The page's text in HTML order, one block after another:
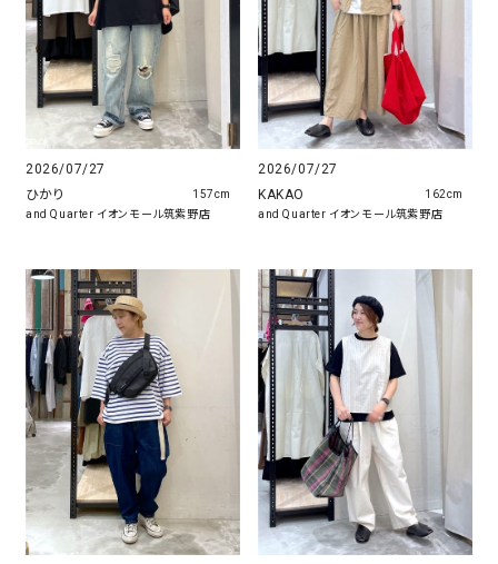
2026/07/27
ひかり
and Quarter イオンモール筑紫野店
157cm
2026/07/27
KAKAO
and Quarter イオンモール筑紫野店
162cm